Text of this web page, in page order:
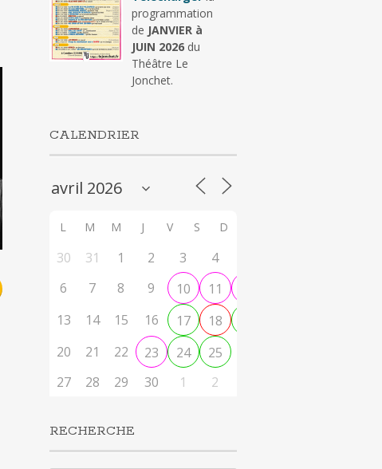
programmation
de JANVIER à
JUIN 2026 du
Théâtre Le
Jonchet.
CALENDRIER
L M M J V S D
30 31 1 2 3 4
6
7 8 9 10 11
13
14 15 16 17 18
20
21 22 23 24 25
27
28 29 30 1 2
RECHERCHE